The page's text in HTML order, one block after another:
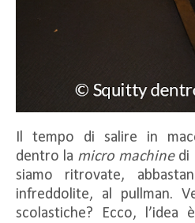
Il tempo di salire in
dentro la micro machinedi
siamo ritrovate,
infreddolite, al pullman.
scolastiche? Ecco,